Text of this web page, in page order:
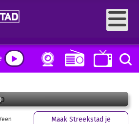
Maak Streekstad je